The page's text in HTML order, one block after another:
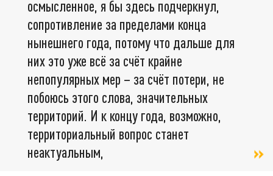
осмысленное, я бы здесь подчеркнул,
сопротивление за пределами конца
нынешнего года, потому что дальше для
них это уже всё за счёт крайне
непопулярных мер – за счёт потери, не
побоюсь этого слова, значительных
территорий. И к концу года, возможно,
территориальный вопрос станет
неактуальным,